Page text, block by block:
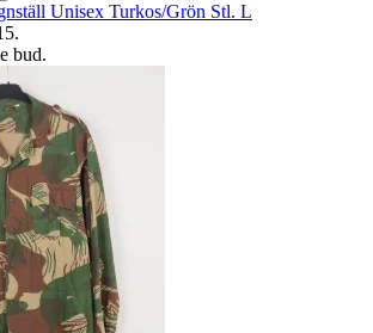
Unisex Turkos/Grön Stl. L
.
bud.